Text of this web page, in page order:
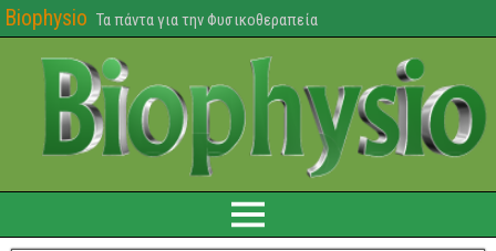
Biophysio Τα πάντα για την Φυσικοθεραπεία